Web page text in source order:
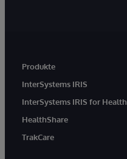
Produkte
InterSystems IRIS
InterSystems IRIS for Health
HealthShare
TrakCare